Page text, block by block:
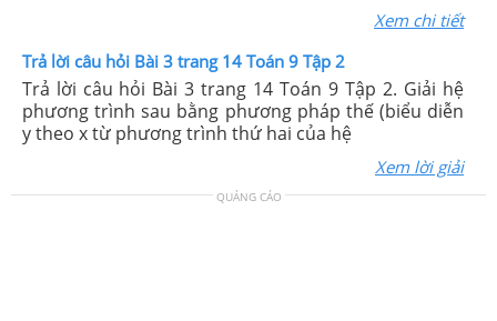
Xem chi tiết
Trả lời câu hỏi Bài 3 trang 14 Toán 9 Tập 2
Trả lời câu hỏi Bài 3 trang 14 Toán 9 Tập 2. Giải hệ
phương trình sau bằng phương pháp thế (biểu diễn
y theo x từ phương trình thứ hai của hệ
Xem lời giải
QUẢNG CÁO